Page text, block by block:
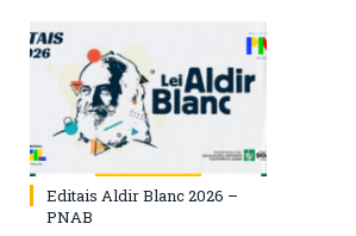
Editais Aldir Blanc 2026 –
PNAB